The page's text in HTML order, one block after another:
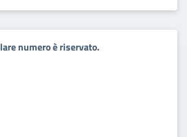
numero è riservato.